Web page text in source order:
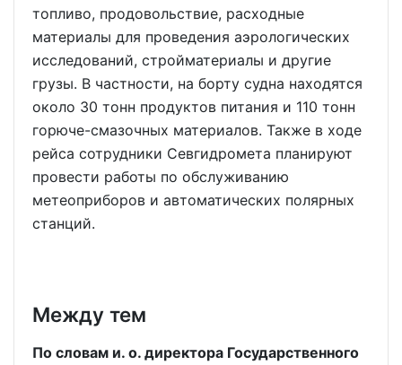
топливо, продовольствие, расходные
материалы для проведения аэрологических
исследований, стройматериалы и другие
грузы. В частности, на борту судна находятся
около 30 тонн продуктов питания и 110 тонн
горюче-смазочных материалов. Также в ходе
рейса сотрудники Севгидромета планируют
провести работы по обслуживанию
метеоприборов и автоматических полярных
станций.
Между тем
По словам и. о. директора Государственного